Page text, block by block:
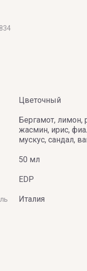
Цветочный
Бергамот, лимон,
жасмин, ирис,
мускус, сандал,
50 мл
EDP
Италия